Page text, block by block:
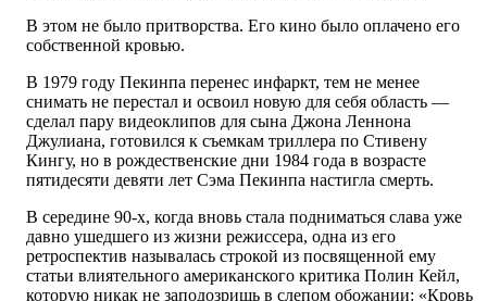
В этом не было притворства. Его кино было оплачено его
собственной кровью.
В 1979 году Пекинпа перенес инфаркт, тем не менее
снимать не перестал и освоил новую для себя область —
сделал пару видеоклипов для сына Джона Леннона
Джулиана, готовился к съемкам триллера по Стивену
Кингу, но в рождественские дни 1984 года в возрасте
пятидесяти девяти лет Сэма Пекинпа настигла смерть.
В середине 90-х, когда вновь стала подниматься слава уже
давно ушедшего из жизни режиссера, одна из его
ретроспектив называлась строкой из посвященной ему
статьи влиятельного американского критика Полин Кейл,
которую никак не заподозришь в слепом обожании: «Кровь